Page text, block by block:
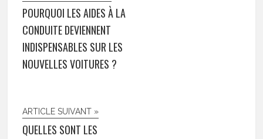
POURQUOI LES AIDES À LA
CONDUITE DEVIENNENT
INDISPENSABLES SUR LES
NOUVELLES VOITURES ?
ARTICLE SUIVANT »
QUELLES SONT LES